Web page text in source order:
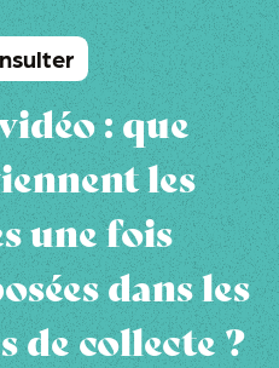
: que
les
une fois
dans les
de collecte ?